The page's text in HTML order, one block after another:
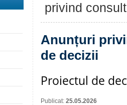
privind
Anunțuri
de decizii
Proiectul de
Publicat: 25.05.2026